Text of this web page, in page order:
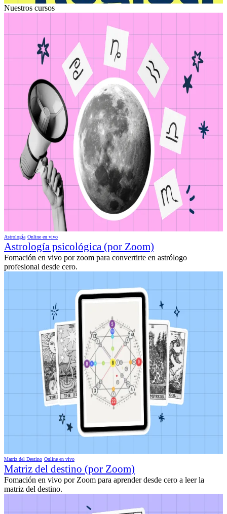
Nuestros cursos
Astrología Online en vivo
Astrología psicológica (por Zoom)
Fomación en vivo por zoom para convertirte en astrólogo
profesional desde cero.
Matriz del Destino Online en vivo
Matriz del destino (por Zoom)
Fomación en vivo por Zoom para aprender desde cero a leer la
matriz del destino.